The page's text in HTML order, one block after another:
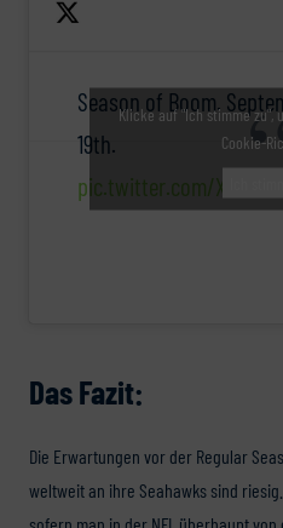
Season of Boom.
19th.
pic.twitter.com/
Klicke auf "Ich stimme zu",
Cookie-
Das Fazit:
Die Erwartungen vor der Regular
weltweit an ihre Seahawks sind